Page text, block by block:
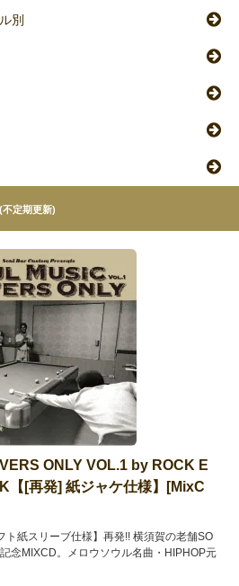
別
定期更新)
ONLY VOL.1 by ROCK E
【[再発] 紙ジャケ仕様】[MixC
ト紙スリーブ仕様】再発!! 横須賀の老舗SO
念MIXCD。メロウソウル名曲・HIPHOP元